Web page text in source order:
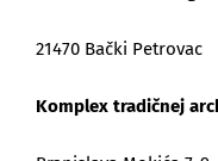
21470 Bački Petrovac
Komplex tradičnej